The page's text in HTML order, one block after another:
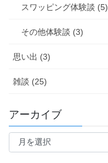
スワッピング体験談 (5)
その他体験談 (3)
思い出 (3)
雑談 (25)
アーカイブ
ア